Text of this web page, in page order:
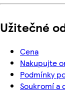
Užitečné
Cena
Nakupujte
Podmínky
Soukromí a